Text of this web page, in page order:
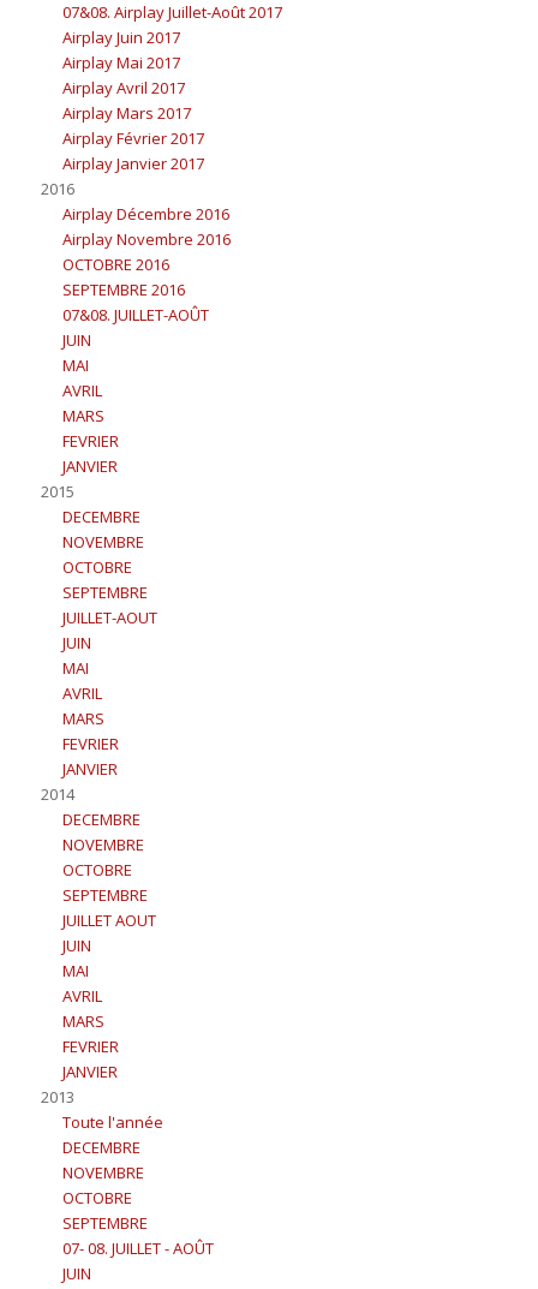
07&08. Airplay Juillet-Août 2017
Airplay Juin 2017
Airplay Mai 2017
Airplay Avril 2017
Airplay Mars 2017
Airplay Février 2017
Airplay Janvier 2017
2016
Airplay Décembre 2016
Airplay Novembre 2016
OCTOBRE 2016
SEPTEMBRE 2016
07&08. JUILLET-AOÛT
JUIN
MAI
AVRIL
MARS
FEVRIER
JANVIER
2015
DECEMBRE
NOVEMBRE
OCTOBRE
SEPTEMBRE
JUILLET-AOUT
JUIN
MAI
AVRIL
MARS
FEVRIER
JANVIER
2014
DECEMBRE
NOVEMBRE
OCTOBRE
SEPTEMBRE
JUILLET AOUT
JUIN
MAI
AVRIL
MARS
FEVRIER
JANVIER
2013
Toute l'année
DECEMBRE
NOVEMBRE
OCTOBRE
SEPTEMBRE
07- 08. JUILLET - AOÛT
JUIN